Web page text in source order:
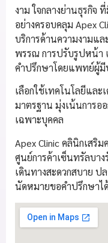
งาม ใจกลางย่านธุรกิจ
อย่างครอบคลุม Apex
บริการด้านความงามแ
พรรณ การปรับรูปหน้า
คำปรึกษาโดยแพทย์ผู้มี
เลือกใช้เทคโนโลยีแล
มาตรฐาน มุ่งเน้นการอ
เฉพาะบุคคล
Apex Clinic คลินิกเสริ
ศูนย์การค้าเซ็นทรัลบา
เดินทางสะดวกสบาย ป
นัดหมายขอคำปรึกษาไ